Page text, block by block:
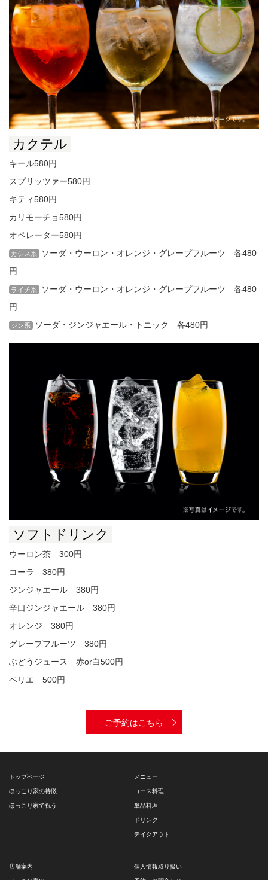
カクテル
キール580円
スプリッツァー580円
キティ580円
カリモーチョ580円
オペレーター580円
カシス系
ソーダ・ウーロン・オレンジ・グレープフルーツ 各480
円
ライチ系
ソーダ・ウーロン・オレンジ・グレープフルーツ 各480
円
ジン系 ソーダ・ジンジャエール・トニック 各480円
ソフトドリンク
ウーロン茶 300円
コーラ 380円
ジンジャエール 380円
辛口ジンジャエール 380円
オレンジ 380円
グレープフルーツ 380円
ぶどうジュース 赤or白500円
ペリエ 500円
ご予約はこちら
トップページ
ほっこり家の特徴
ほっこり家で祝う
メニュー
コース料理
単品料理
ドリンク
テイクアウト
店舗案内 個人情報取り扱い